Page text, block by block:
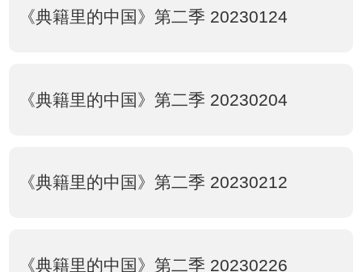
《典籍里的中国》第二季 20230124
《典籍里的中国》第二季 20230204
《典籍里的中国》第二季 20230212
《典籍里的中国》第二季 20230226